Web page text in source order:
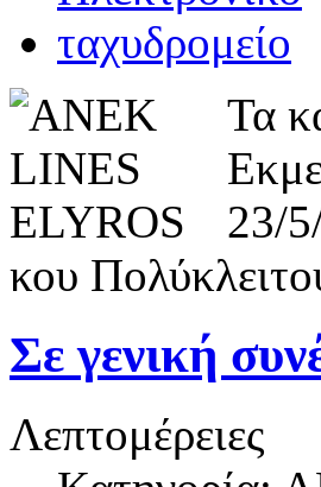
Τα
23/
κου
Σε γενική
Λεπτομέρειες